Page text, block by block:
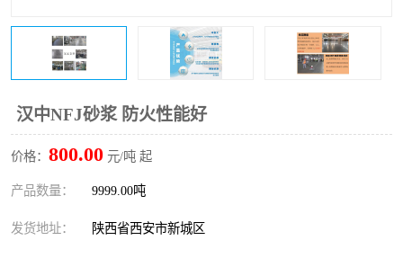
汉中NFJ砂浆 防火性能好
价格： 800.00 元/吨 起
产品数量： 9999.00吨
发货地址： 陕西省西安市新城区
膨胀剂 混凝土防碳化涂料
融雪剂